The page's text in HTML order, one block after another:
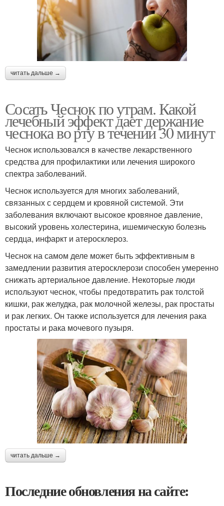
читать дальше →
Сосать Чеснок по утрам. Какой
лечебный эффект дает держание
чеснока во рту в течении 30 минут
Чеснок использовался в качестве лекарственного
средства для профилактики или лечения широкого
спектра заболеваний.
Чеснок используется для многих заболеваний,
связанных с сердцем и кровяной системой. Эти
заболевания включают высокое кровяное давление,
высокий уровень холестерина, ишемическую болезнь
сердца, инфаркт и атеросклероз.
Чеснок на самом деле может быть эффективным в
замедлении развития атеросклерози способен умеренно
снижать артериальное давление. Некоторые люди
используют чеснок, чтобы предотвратить рак толстой
кишки, рак желудка, рак молочной железы, рак простаты
и рак легких. Он также используется для лечения рака
простаты и рака мочевого пузыря.
читать дальше →
Последние обновления на сайте: